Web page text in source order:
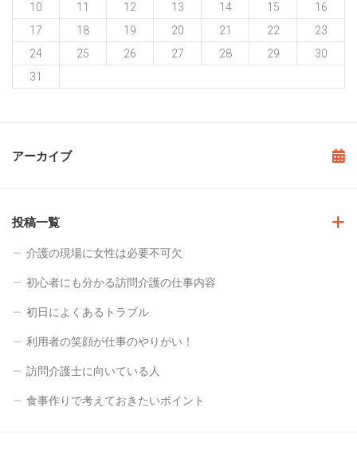
10
11 12 13 14 15
16
17
18 19 20 21 22
23
24
25 26 27 28 29
30
31
アーカイブ
投稿一覧
介護の現場に女性は必要不可欠
初心者にも分かる訪問介護の仕事内容
初日によくあるトラブル
利用者の笑顔が仕事のやりがい！
訪問介護士に向いている人
食事作りで考えておきたいポイント